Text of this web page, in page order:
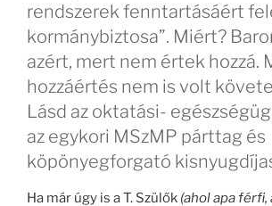
rendszerek fenntartásáért
kormánybiztosa”. Miért?
azért, mert nem értek hozzá.
hozzáértés nem is volt
Lásd az oktatási-
az egykori MSzMP párttag és
köpönyegforgató
Ha már úgy is a T. Szülők (ahol apa férfi,